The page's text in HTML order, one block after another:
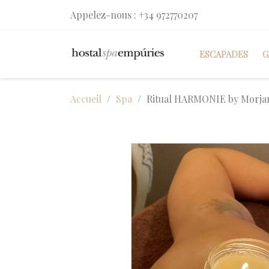
Appelez-nous : +34 972770207
ESCAPADES
Accueil Spa Ritual HARMONIE by